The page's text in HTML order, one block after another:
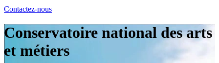
Contactez-nous
Conservatoire national des arts
et métiers